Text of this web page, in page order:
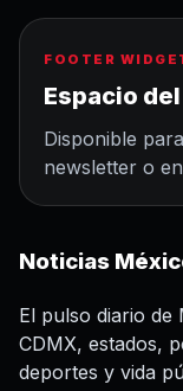
FOOTER
Espacio
Disponible
newsletter o
Noticias
El pulso diario
CDMX, estados,
deportes y vida